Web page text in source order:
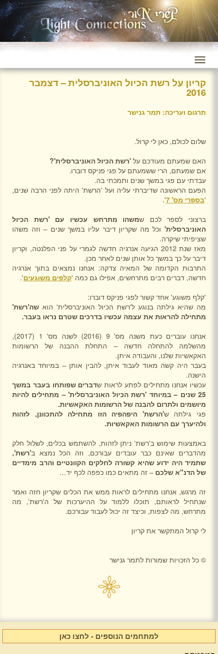
קריון על רשת הכיול האוניברסלית – דצמבר
2016
תרגום ועריכה: תמר גנישר
שלום לכולם, כאן לי קרול.
האם שמעתם מעודכם על 'רשת הכיול האוניברסלית'?
אם שמעתם, הרי ששמעתם על פגי פניקס דוברו.
עבדתי עם פגי במשך שנים ותמכתי בה.
הפעם הראשונה שדיברתי עליה ועל 'הרשת' היתה לפני הרבה שנים,
'בספרי מס' 7
'.
ברצוני לספר לכם שמשהו מתרחש עכשיו עם 'רשת הכיול
האוניברסלית' וכל מה שקריון דיבר עליו במשך שנים – וזה משהו
שציפיתי שיקרה.
מאז שנת 2012 הגיעה אנרגיה חדשה לגמרי על פני הפלנטה, וקריון
דיבר על כך במשך כל אותן שנים לאחר מכן.
התרבות הקדומה של המאיה צדקה: אנחנו נמצאים בתוך אנרגיה
חדשה, דברים רבים מתרחשים, אפילו גם כמה 'קלפים משוגעים'.
'קלף משוגע' אחד קשור לפגי פניקס דוברו:
מה שהיא גילתה בנוגע ל'רשת הכיול האוניברסלית' הוא שה'רשת'
מתחילה להראות את עצמה עכשיו בדרכים שטרם נראו בעבר.
אנחנו עוברים כעת משנה מס' 9 (2016) לשנה מס' 1 (2017),
מהשלמה להתחלה חדשה – התחלת ההבנה של הרשומות
האקאשיות שלנו, והעבודה איתן.
בעבר היה קשה מאוד לעבוד איתן, להבין אותן – במיוחד באנרגיה
הישנה.
עכשיו אנחנו מתחילים לפתע לראות שדברים שפותחו בעבר במשך
25 שנים – במיוחד 'רשת הכיול האוניברסלית' – מתחילים להיות
מיושמים ולתרום להבנה של הרשומות האקאשיות.
פגי גילתה ש'הרשת' היפהפיה הזו מתחילה להתכוונן, לזהות
ולהיערך עם הרשומות האקאשיות.
באמצעות שימוש ב'רשת' ניתן לזהות, להשתמש בכלים, לשלול חלק
מהדברים שאינם כבר עובדים עבורכם, וזה הכל נמצא ב'רשת',
שתמיד היה ידוע שהיא קשורה לחלקים הקוונטיים והרב מימדיים
של הדנ"א שלכם – זה מתאים כמו כפפה לכף יד…
זה מרגש, אנחנו מתחילים לראות ממש את הכלים שקריון חזה ואמר
שנתחיל לראותם, תוכלו ללמוד על ההיערכות של ה'רשת', מה
מתרחש, מה לצפות, וכיצד זה יכול לעבוד עבורכם.
לי קרול המתקשר את קריון
© כל הזכויות שמורות לתמר גנישר
למתחמים הנוספים - לחצו כאן